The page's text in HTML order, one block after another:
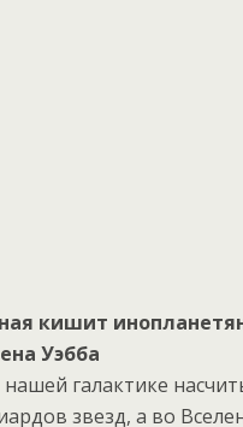
кишит
Уэбба
галактике
звезд, а во